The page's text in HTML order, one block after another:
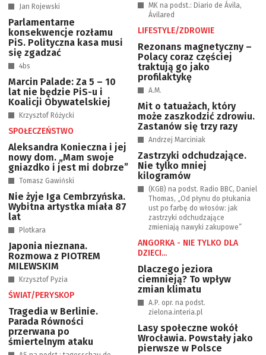
Jan Rojewski
Parlamentarne
konsekwencje rozłamu
PiS. Polityczna kasa musi
się zgadzać
4bs
Marcin Palade: Za 5 – 10
lat nie będzie PiS-u i
Koalicji Obywatelskiej
Krzysztof Różycki
SPOŁECZEŃSTWO
Aleksandra Konieczna i jej
nowy dom. „Mam swoje
gniazdko i jest mi dobrze”
Tomasz Gawiński
Nie żyje Iga Cembrzyńska.
Wybitna artystka miała 87
lat
Plotkara
Japonia nieznana.
Rozmowa z PIOTREM
MILEWSKIM
Krzysztof Pyzia
ŚWIAT/PERYSKOP
Tragedia w Berlinie.
Parada Równości
przerwana po
śmiertelnym ataku
MK na podst.: Diario de Ávila,
Ávilared
LIFESTYLE/ZDROWIE
Rezonans magnetyczny –
Polacy coraz częściej
traktują go jako
profilaktykę
A.M.
Mit o tatuażach, który
może zaszkodzić zdrowiu.
Zastanów się trzy razy
Andrzej Marciniak
Zastrzyki odchudzające.
Nie tylko mniej
kilogramów
(KGB) na podst. Radio BBC, Daniel
Thomas, „Od płynu do płukania
ust po farbę do włosów: jak
zastrzyki odchudzające
zmieniają nawyki zakupowe”
ANGORKA - NIE TYLKO DLA
DZIECI...
Dlaczego jeziora
ciemnieją? To wpływ
zmian klimatu
A.P. opr. na podst.
zielona.interia.pl
Lasy społeczne wokół
Wrocławia. Powstały jako
pierwsze w Polsce